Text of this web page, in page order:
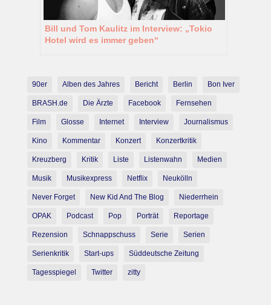
Bill und Tom Kaulitz im Interview: „Tokio
Hotel wird es immer geben“
90er Alben des Jahres Bericht Berlin Bon Iver
BRASH.de Die Ärzte Facebook Fernsehen
Film Glosse Internet Interview Journalismus
Kino Kommentar Konzert Konzertkritik
Kreuzberg Kritik Liste Listenwahn Medien
Musik Musikexpress Netflix Neukölln
Never Forget New Kid And The Blog Niederrhein
OPAK Podcast Pop Porträt Reportage
Rezension Schnappschuss Serie Serien
Serienkritik Start-ups Süddeutsche Zeitung
Tagesspiegel Twitter zitty